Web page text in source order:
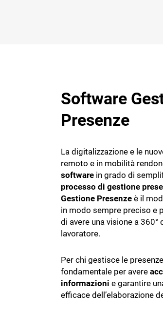
Software
Presenze
La digitalizzazione e le
remoto e in mobilità
software in grado di
processo di gestione
Gestione Presenze è il
in modo sempre preciso e
di avere una visione a 360°
lavoratore.
Per chi gestisce le
fondamentale per avere
informazioni e garantire
efficace dell’elaborazione